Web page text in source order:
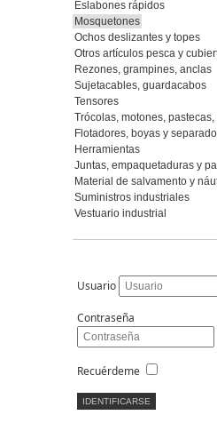
Eslabones rápidos
Mosquetones
Ochos deslizantes y topes
Otros artículos pesca y
Rezones, grampines, anclas
Sujetacables, guardacabos
Tensores
Trócolas, motones, pastecas,
Flotadores, boyas y
Herramientas
Juntas, empaquetaduras y
Material de salvamento y
Suministros industriales
Vestuario industrial
Usuario
Contraseña
Recuérdeme